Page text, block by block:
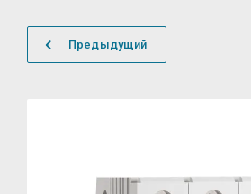
Предыдущий